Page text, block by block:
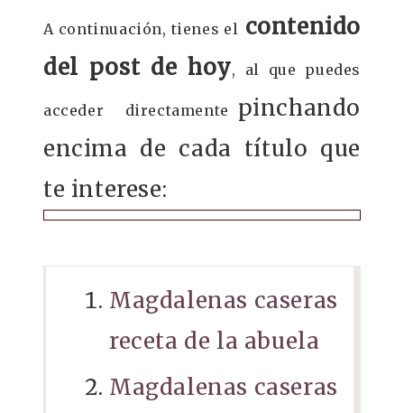
A continuación, tienes el contenido
del post de hoy, al que puedes
acceder directamente
pinchando
encima de cada título que
te interese:
Magdalenas caseras
receta de la abuela
Magdalenas caseras